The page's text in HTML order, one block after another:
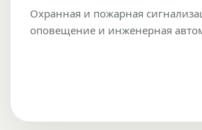
Охранная и пожарная
оповещение и инженерная